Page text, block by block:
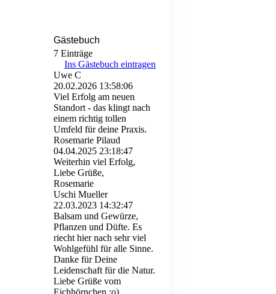
Gästebuch
7 Einträge
Ins Gästebuch eintragen
Uwe C
20.02.2026 13:58:06
Viel Erfolg am neuen
Standort - das klingt nach
einem richtig tollen
Umfeld für deine Praxis.
Rosemarie Pilaud
04.04.2025 23:18:47
Weiterhin viel Erfolg,
Liebe Grüße,
Rosemarie
Uschi Mueller
22.03.2023 14:32:47
Balsam und Gewürze,
Pflanzen und Düfte. Es
riecht hier nach sehr viel
Wohlgefühl für alle Sinne.
Danke für Deine
Leidenschaft für die Natur.
Liebe Grüße vom
Eichhörnchen :o)